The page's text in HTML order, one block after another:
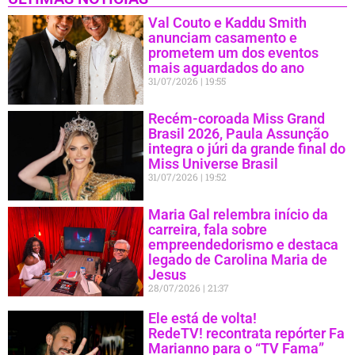
Val Couto e Kaddu Smith
anunciam casamento e
prometem um dos eventos
mais aguardados do ano
31/07/2026 19:55
Recém-coroada Miss Grand
Brasil 2026, Paula Assunção
integra o júri da grande final do
Miss Universe Brasil
31/07/2026 19:52
Maria Gal relembra início da
carreira, fala sobre
empreendedorismo e destaca
legado de Carolina Maria de
Jesus
28/07/2026 21:37
Ele está de volta!
RedeTV! recontrata repórter Fa
Marianno para o “TV Fama”